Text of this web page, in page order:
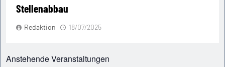
Stellenabbau
Redaktion 18/07/2025
Anstehende Veranstaltungen